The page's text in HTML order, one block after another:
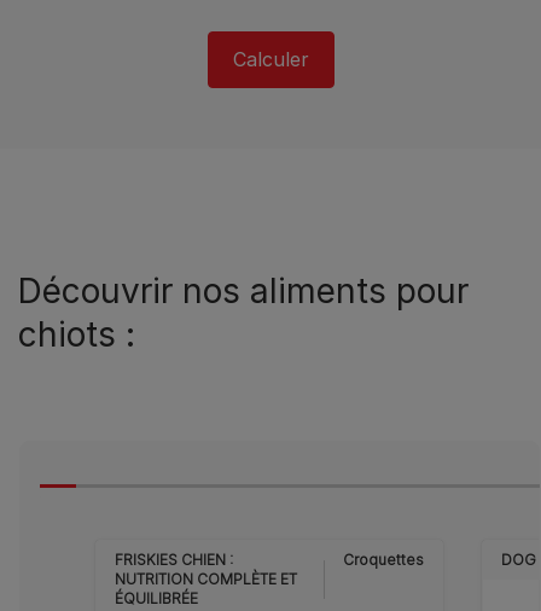
Calculer
Découvrir nos aliments pour
chiots :
FRISKIES CHIEN :
NUTRITION COMPLÈTE ET
ÉQUILIBRÉE
Croquettes DOG